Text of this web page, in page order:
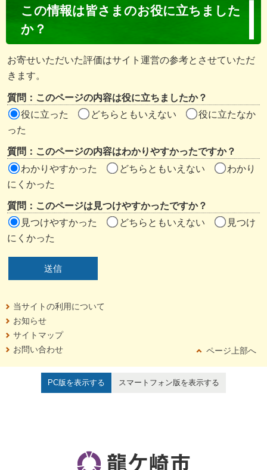
ン
ン
ツ
評
価
ア
この情報は皆さまのお役に立ちました
か？
お寄せいただいた評価はサイト運営の参考とさせていただ
きます。
質問：このページの内容は役に立ちましたか？
役に立った
どちらともいえない
役に立たなか
った
質問：このページの内容はわかりやすかったですか？
わかりやすかった
どちらともいえない
わかり
にくかった
質問：このページは見つけやすかったですか？
見つけやすかった
どちらともいえない
見つけ
にくかった
当サイトの利用について
お知らせ
サイトマップ
お問い合わせ
ページ上部へ
PC版を表示する スマートフォン版を表示する